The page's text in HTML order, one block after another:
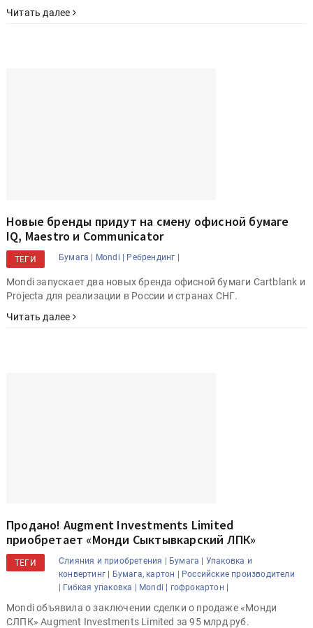
Читать далее
Новые бренды придут на смену офисной бумаге
IQ, Maestro и Communicator
ТЕГИ Бумага | Mondi | Ребрендинг |
Mondi запускает два новых бренда офисной бумаги Cartblank и
Projecta для реализации в России и странах СНГ.
Читать далее
Продано! Augment Investments Limited
приобретает «Монди Сыктывкарский ЛПК»
ТЕГИ Слияния и приобретения | Бумага |
Упаковка и
конвертинг |
Бумага, картон |
Российские производители
Гибкая упаковка | Mondi | гофрокартон |
Mondi объявила о заключении сделки о продаже «Монди
СЛПК» Augment Investments Limited за 95 млрд руб.